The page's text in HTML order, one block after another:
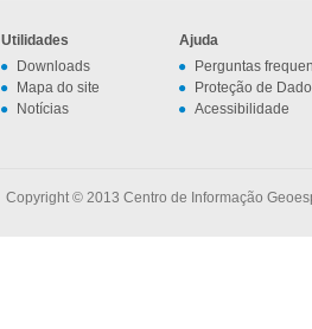
Utilidades
Downloads
Mapa do site
Notícias
Ajuda
Perguntas
Proteção de
Acessibilidade
Copyright © 2013 Centro de Informação